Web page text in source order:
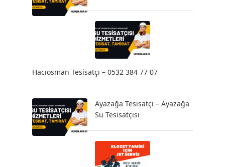
Hacıosman Tesisatçı – 0532 384 77 07
Ayazağa Tesisatçı – Ayazağa
Su Tesisatçısı